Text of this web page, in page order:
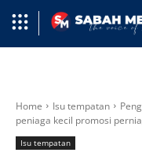
Home Isu tempatan
peniaga kecil promosi
Isu tempatan